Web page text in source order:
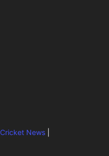
Cricket News